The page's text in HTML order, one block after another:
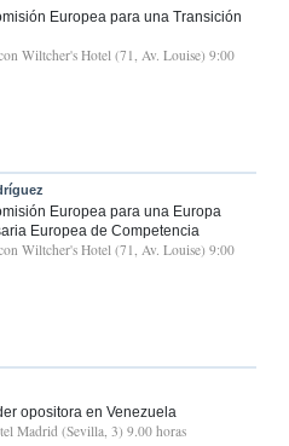
Europea para una Transición
Wiltcher's Hotel (71, Av. Louise) 9:00
Europea para una Europa
Europea de Competencia
Wiltcher's Hotel (71, Av. Louise) 9:00
opositora en Venezuela
Madrid (Sevilla, 3) 9.00 horas